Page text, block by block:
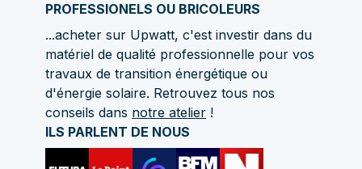
PROFESSIONELS OU BRICOLEURS
...acheter sur Upwatt, c'est investir dans du
matériel de qualité professionnelle pour vos
travaux de transition énergétique ou
d'énergie solaire. Retrouvez tous nos
conseils dans notre atelier !
ILS PARLENT DE NOUS